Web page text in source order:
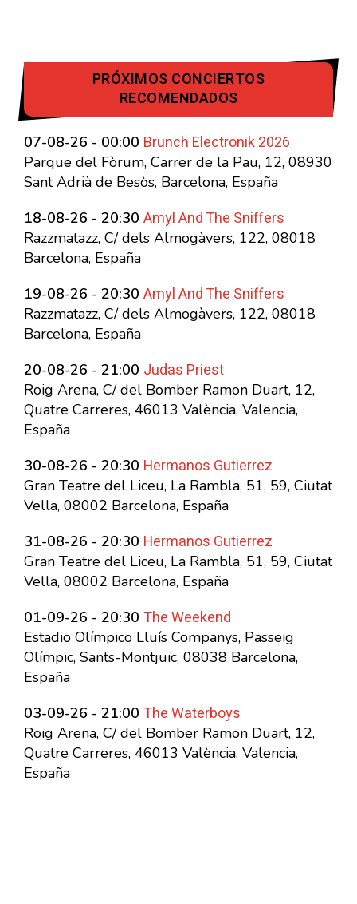
PRÓXIMOS CONCIERTOS
RECOMENDADOS
07-08-26 - 00:00 Brunch Electronik 2026
Parque del Fòrum, Carrer de la Pau, 12, 08930
Sant Adrià de Besòs, Barcelona, España
18-08-26 - 20:30 Amyl And The Sniffers
Razzmatazz, C/ dels Almogàvers, 122, 08018
Barcelona, España
19-08-26 - 20:30 Amyl And The Sniffers
Razzmatazz, C/ dels Almogàvers, 122, 08018
Barcelona, España
20-08-26 - 21:00 Judas Priest
Roig Arena, C/ del Bomber Ramon Duart, 12,
Quatre Carreres, 46013 València, Valencia,
España
30-08-26 - 20:30 Hermanos Gutierrez
Gran Teatre del Liceu, La Rambla, 51, 59, Ciutat
Vella, 08002 Barcelona, España
31-08-26 - 20:30 Hermanos Gutierrez
Gran Teatre del Liceu, La Rambla, 51, 59, Ciutat
Vella, 08002 Barcelona, España
01-09-26 - 20:30 The Weekend
Estadio Olímpico Lluís Companys, Passeig
Olímpic, Sants-Montjuïc, 08038 Barcelona,
España
03-09-26 - 21:00 The Waterboys
Roig Arena, C/ del Bomber Ramon Duart, 12,
Quatre Carreres, 46013 València, Valencia,
España